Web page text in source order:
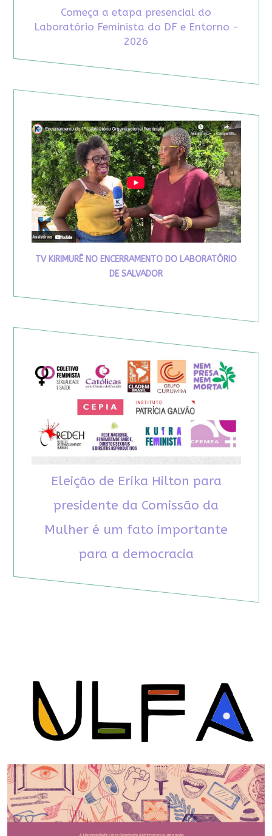
Começa a etapa presencial do
Laboratório Feminista do DF e Entorno -
2026
TV KIRIMURÊ NO ENCERRAMENTO DO LABORATÓRIO
DE SALVADOR
Eleição de Erika Hilton para
presidente da Comissão da
Mulher é um fato importante
para a democracia